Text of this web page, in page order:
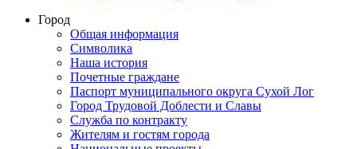
Город
Общая информация
Символика
Наша история
Почетные граждане
Паспорт муниципального округа Сухой Лог
Город Трудовой Доблести и Славы
Служба по контракту
Жителям и гостям города